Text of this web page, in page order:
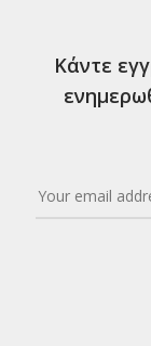
Κάντε